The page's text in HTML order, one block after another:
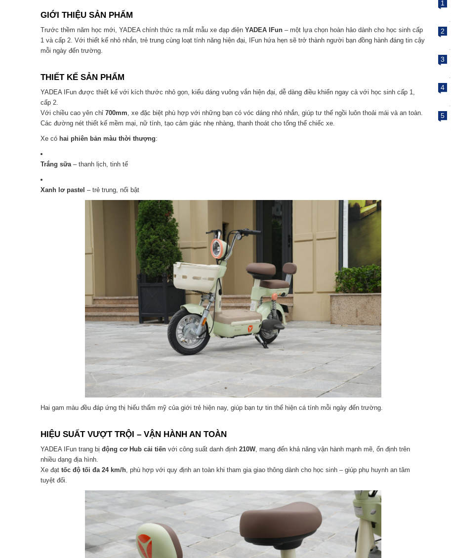
GIỚI THIỆU SẢN PHẨM
Trước thềm năm học mới, YADEA chính thức ra mắt mẫu xe đạp điện YADEA IFun – một lựa chọn hoàn hảo dành cho học sinh cấp
1 và cấp 2. Với thiết kế nhỏ nhắn, trẻ trung cùng loạt tính năng hiện đại, IFun hứa hẹn sẽ trở thành người bạn đồng hành đáng tin cậy
mỗi ngày đến trường.
THIẾT KẾ SẢN PHẨM
YADEA IFun được thiết kế với kích thước nhỏ gọn, kiểu dáng vuông vắn hiện đại, dễ dàng điều khiển ngay cả với học sinh cấp 1,
cấp 2.
Với chiều cao yên chỉ 700mm, xe đặc biệt phù hợp với những bạn có vóc dáng nhỏ nhắn, giúp tư thế ngồi luôn thoải mái và an toàn.
Các đường nét thiết kế mềm mại, nữ tính, tạo cảm giác nhẹ nhàng, thanh thoát cho tổng thể chiếc xe.
Xe có hai phiên bản màu thời thượng:
Trắng sữa– thanh lịch, tinh tế
Xanh lơ pastel – trẻ trung, nổi bật
Hai gam màu đều đáp ứng thị hiếu thẩm mỹ của giới trẻ hiện nay, giúp bạn tự tin thể hiện cá tính mỗi ngày đến trường.
HIỆU SUẤT VƯỢT TRỘI – VẬN HÀNH AN TOÀN
YADEA IFun trang bị động cơ Hub cải tiến với công suất danh định 210W, mang đến khả năng vận hành mạnh mẽ, ổn định trên
nhiều dạng địa hình.
Xe đạt tốc độ tối đa 24 km/h, phù hợp với quy định an toàn khi tham gia giao thông dành cho học sinh – giúp phụ huynh an tâm
tuyệt đối.